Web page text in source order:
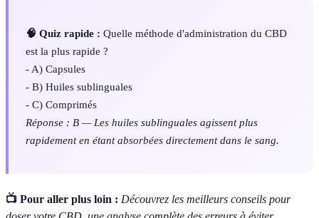
🧠 Quiz rapide : Quelle méthode d'administration du CBD
est la plus rapide ?
- A) Capsules
- B) Huiles sublinguales
- C) Comprimés
Réponse : B — Les huiles sublinguales agissent plus
rapidement en étant absorbées directement dans le sang.
📺 Pour aller plus loin : Découvrez les meilleurs conseils pour